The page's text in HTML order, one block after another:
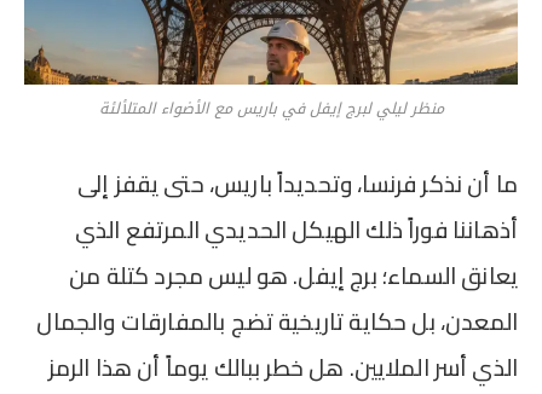
منظر ليلي لبرج إيفل في باريس مع الأضواء المتلألئة
ما أن نذكر فرنسا، وتحديداً باريس، حتى يقفز إلى
أذهاننا فوراً ذلك الهيكل الحديدي المرتفع الذي
يعانق السماء؛ برج إيفل. هو ليس مجرد كتلة من
المعدن، بل حكاية تاريخية تضج بالمفارقات والجمال
الذي أسر الملايين. هل خطر ببالك يوماً أن هذا الرمز